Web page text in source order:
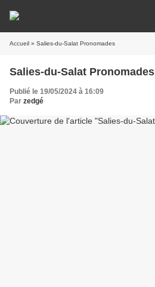
Accueil » Salies-du-Salat Pronomades
Salies-du-Salat Pronomades
Publié le 19/05/2024 à 16:09
Par zedgé